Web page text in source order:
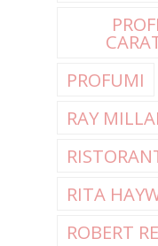
PROFUMI
RAY
RITA
ROBERT